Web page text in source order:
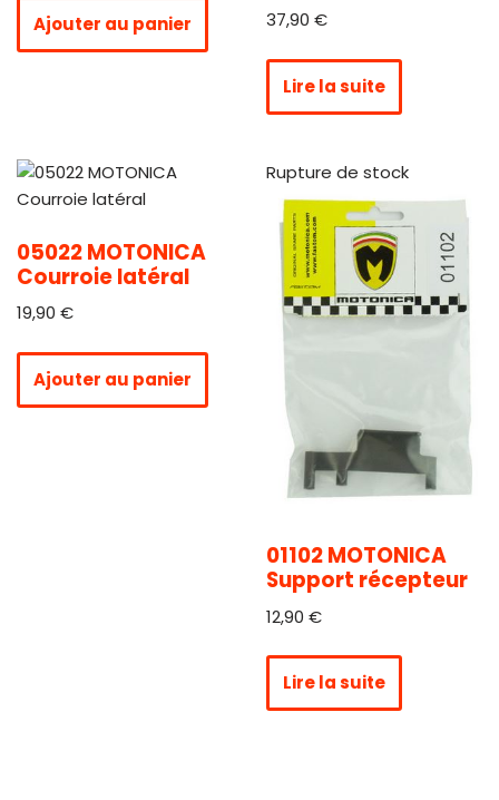
Ajouter au panier 37,90 €
Lire la suite
05022 MOTONICA
Courroie latéral
19,90 €
Ajouter au panier
Rupture de stock
01102 MOTONICA
Support récepteur
12,90 €
Lire la suite